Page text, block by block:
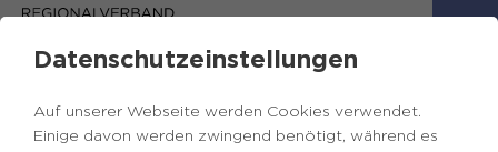
Datenschutzeinstellungen
Auf unserer Webseite werden Cookies verwendet.
Einige davon werden zwingend benötigt, während es